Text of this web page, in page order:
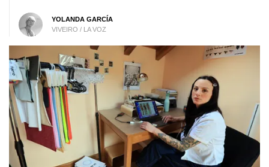
YOLANDA GARCÍA
VIVEIRO / LA VOZ